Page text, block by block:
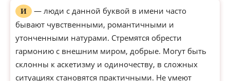
И
— люди с данной буквой в имени часто
бывают чувственными, романтичными и
утонченными натурами. Стремятся обрести
гармонию с внешним миром, добрые. Могут быть
склонны к аскетизму и одиночеству, в сложных
ситуациях становятся практичными. Не умеют